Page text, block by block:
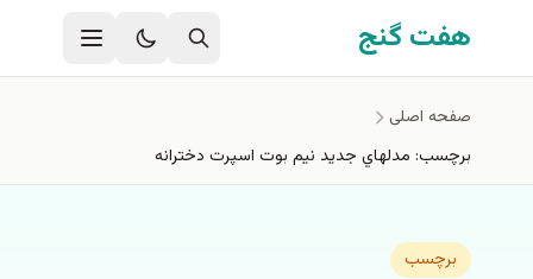
رفتن به محتوای اصلی
هفت گنج
صفحه اصلی
برچسب: مدلهاي جديد نيم بوت اسپرت دخترانه
برچسب